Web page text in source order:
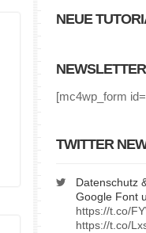
NEUE
[mc4wp_form
TWITTER
Datenschutz
Google Font
https://t.co/
https://t.co/